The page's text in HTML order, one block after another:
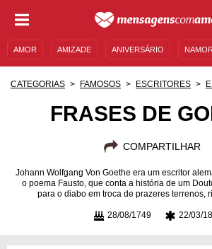
AMOR AMIZADE ANIVERSÁRIO
CATEGORIAS FAMOSOS ESCRITORES
FRASES DE
COMPARTILHAR
Johann Wolfgang Von Goethe era um escritor
o poema Fausto, que conta a história de um
para o diabo em troca de prazeres terrenos,
28/08/1749 22/03/